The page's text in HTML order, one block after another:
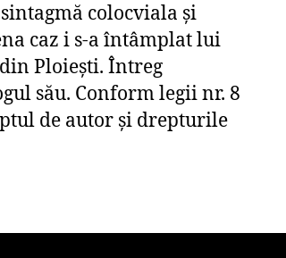
colocviala şi
caz i s-a întâmplat lui
Ploieşti. Întreg
său. Conform legii nr. 8
de autor şi drepturile